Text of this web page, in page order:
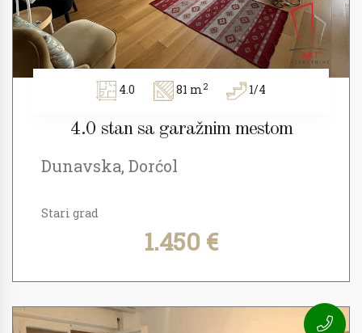
4.0 81 m2 1/4
4.0 stan sa garažnim mestom
Dunavska, Dorćol
Stari grad
1.450 €